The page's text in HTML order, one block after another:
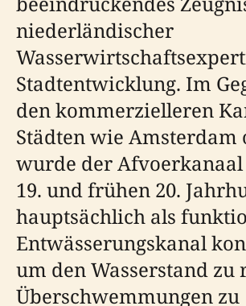
niederländischer
Stadtentwicklung. Im
den kommerzielleren
Städten wie Amsterdam
wurde der
19. und frühen 20.
hauptsächlich als
Entwässerungskanal
um den Wasserstand zu
Überschwemmungen zu